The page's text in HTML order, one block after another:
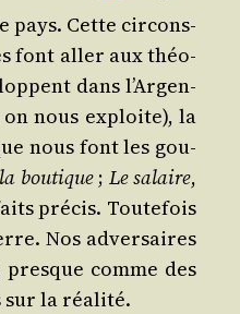
pays. Cette cir­cons­
font aller aux théo­
dans l’Ar­gen­
nous exploite), la
nous font les gou­
bou­tique; Le salaire,
pré­cis. Tou­te­fois
Nos adver­saires
comme des
sur la réalité.